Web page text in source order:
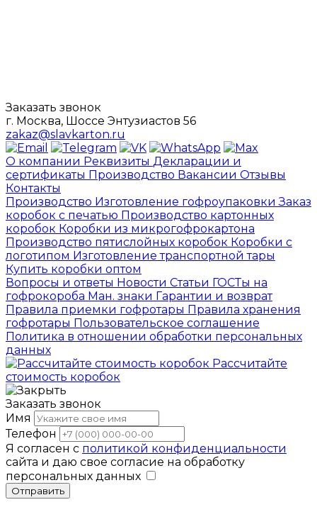
Заказать звонок
г. Москва, Шоссе Энтузиастов 56
zakaz@slavkarton.ru
О компании Реквизиты Декларации и
сертификаты Производство Вакансии Отзывы
Контакты
Производство Изготовление гофроупаковкиЗаказ
коробок с печатью Производство картонных
коробок Коробки из микрогофрокартона
Производство пятислойных коробок Коробки с
логотипом Изготовление транспортной тары
Купить коробки оптом
Вопросы и ответы Новости Статьи ГОСТы на
гофрокороба Ман. знаки Гарантии и возврат
Правила приемки гофротары Правила хранения
гофротары Пользовательское соглашение
Политика в отношении обработки персональных
данных
Рассчитайте
стоимость коробок
Заказать звонок
Имя
Телефон
Я согласен с политикой конфиденциальности
сайта и даю свое согласие на обработку
персональных данных
Отправить